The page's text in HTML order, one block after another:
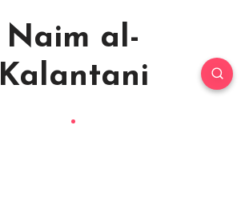
Naim al-
Kalantani